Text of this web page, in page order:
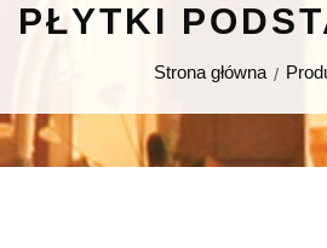
PŁYTKI
Strona główna